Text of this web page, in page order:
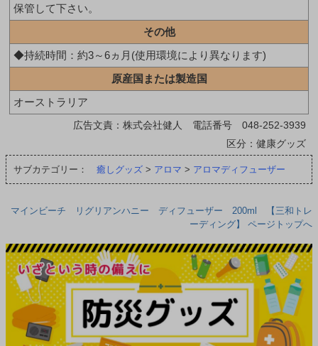
保管して下さい。
その他
◆持続時間：約3～6ヵ月(使用環境により異なります)
原産国または製造国
オーストラリア
広告文責：株式会社健人 電話番号 048-252-3939
区分：健康グッズ
サブカテゴリー： 癒しグッズ > アロマ > アロマディフューザー
マインビーチ リグリアンハニー ディフューザー 200ml 【三和トレ
ーディング】 ページトップへ